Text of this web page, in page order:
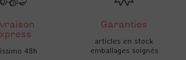
48h
Garanties
articles en stock
emballages soignés